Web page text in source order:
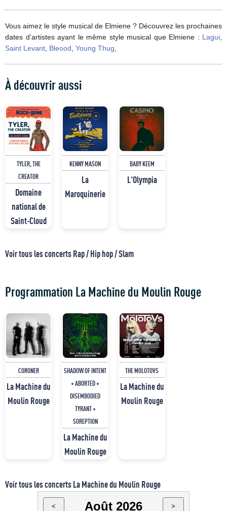
Vous aimez le style musical de Elmiene ? Découvrez les prochaines
dates d'artistes ayant le même style musical que Elmiene : Lagui
Saint Levant Bleood Young Thug
À découvrir aussi
TYLER, THE
CREATOR
Domaine
national de
Saint-Cloud
KENNY MASON
La
Maroquinerie
BABY KEEM
L'Olympia
Voir tous les concerts Rap / Hip hop / Slam
Programmation La Machine du Moulin Rouge
CORONER
La Machine du
Moulin Rouge
SHADOW OF INTENT
+ ABORTED +
DISEMBODIED
TYRANT +
SOREPTION
La Machine du
Moulin Rouge
THE MOLOTOVS
La Machine du
Moulin Rouge
Voir tous les concerts La Machine du Moulin Rouge
< Août 2026 >